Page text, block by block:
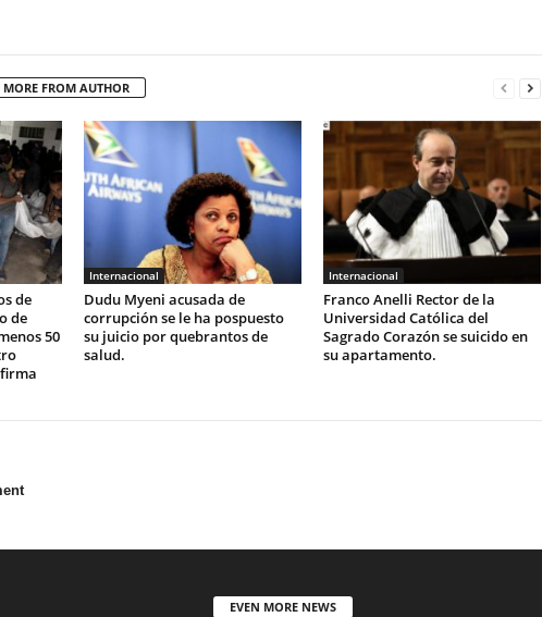
MORE FROM AUTHOR
de
de
50
Internacional
Dudu Myeni acusada de
corrupción se le ha pospuesto
su juicio por quebrantos de
salud.
Internacional
Franco Anelli Rector de la
Universidad Católica del
Sagrado Corazón se suicido en
su apartamento.
EVEN MORE NEWS